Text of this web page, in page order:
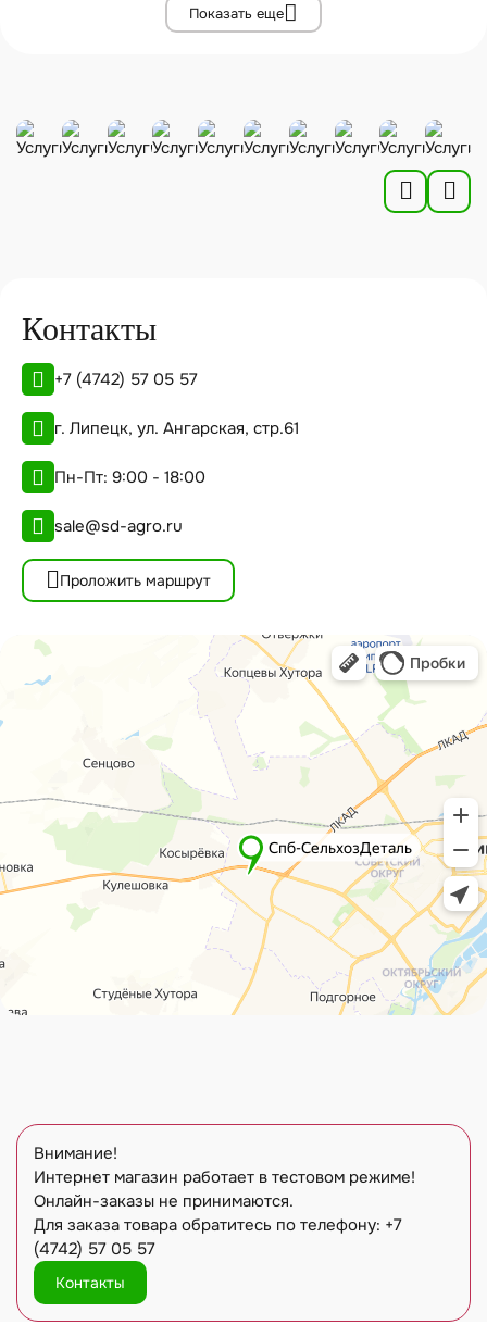
Показать еще
Контакты
+7 (4742) 57 05 57
г. Липецк, ул. Ангарская, стр.61
Пн-Пт: 9:00 - 18:00
sale@sd-agro.ru
Проложить маршрут
Внимание!
Интернет магазин работает в тестовом режиме!
Онлайн-заказы не принимаются.
Для заказа товара обратитесь по телефону: +7
(4742) 57 05 57
Контакты